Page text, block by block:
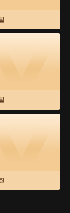
빠가 알고